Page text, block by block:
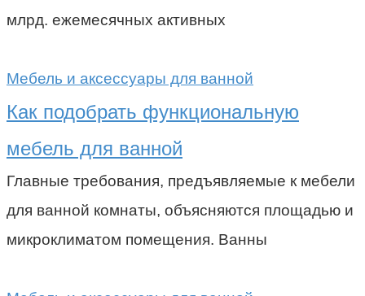
млрд. ежемесячных активных
Мебель и аксессуары для ванной
Как подобрать функциональную
мебель для ванной
Главные требования, предъявляемые к мебели
для ванной комнаты, объясняются площадью и
микроклиматом помещения. Ванны